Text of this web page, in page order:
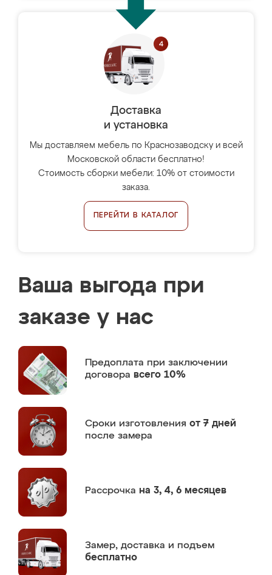
Доставка
и установка
Мы доставляем мебель по Краснозаводску и всей
Московской области бесплатно!
Стоимость сборки мебели: 10% от стоимости
заказа.
ПЕРЕЙТИ В КАТАЛОГ
Ваша выгода при
заказе у нас
Предоплата при заключении
договора всего 10%
Сроки изготовления от 7 дней
после замера
Рассрочка на 3, 4, 6 месяцев
Замер, доставка и подъем
бесплатно